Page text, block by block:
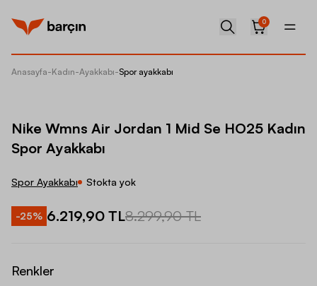
0
Anasayfa-Kadın-Ayakkabı-Spor ayakkabı
Nike Wmns Air Jordan 1 Mid Se HO25 Kadın
Spor Ayakkabı
Spor Ayakkabı Stokta yok
-25% 6.219,90 TL8.299,90 TL
Renkler